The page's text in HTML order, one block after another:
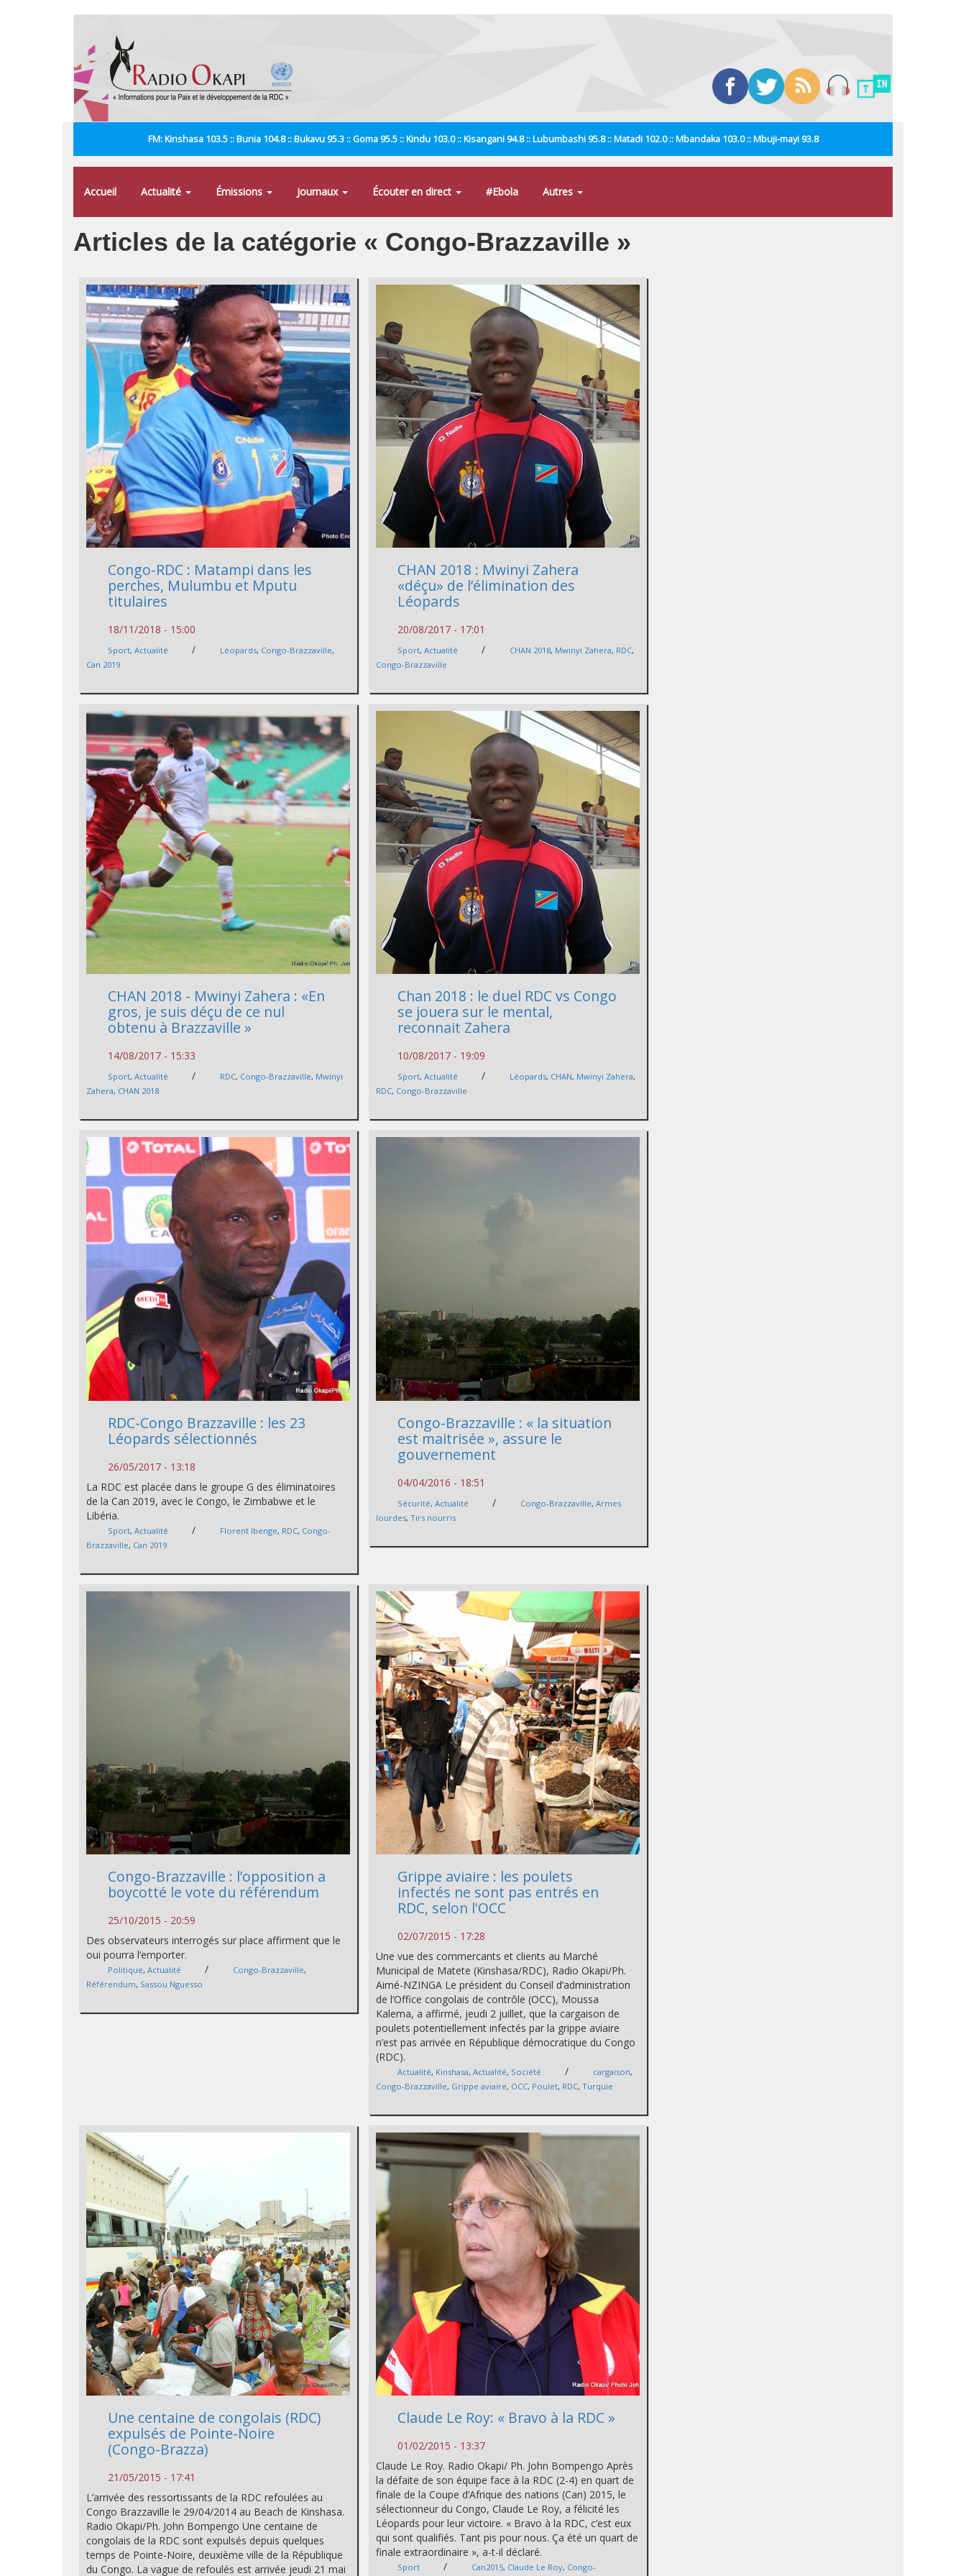
FM: Kinshasa 103.5 :: Bunia 104.8 :: Bukavu 95.3 :: Goma 95.5 :: Kindu 103.0 :: Kisangani 94.8 :: Lubumbashi 95.8 :: Matadi 102.0 :: Mbandaka 103.0 :: Mbuji-mayi 93.8
Accueil Actualité Émissions Journaux Écouter en direct #Ebola Autres
Articles de la catégorie « Congo-Brazzaville »
Congo-RDC : Matampi dans les
perches, Mulumbu et Mputu
titulaires
18/11/2018 - 15:00
Sport,Actualité / Léopards, Congo-Brazzaville,
Can 2019
CHAN 2018 : Mwinyi Zahera
«déçu» de l’élimination des
Léopards
20/08/2017 - 17:01
Sport,Actualité / CHAN 2018, Mwinyi Zahera, RDC,
Congo-Brazzaville
CHAN 2018 - Mwinyi Zahera : «En
gros, je suis déçu de ce nul
obtenu à Brazzaville »
14/08/2017 - 15:33
Sport,Actualité / RDC, Congo-Brazzaville, Mwinyi
Zahera, CHAN 2018
Chan 2018 : le duel RDC vs Congo
se jouera sur le mental,
reconnait Zahera
10/08/2017 - 19:09
Sport,Actualité / Léopards, CHAN, Mwinyi Zahera,
RDC, Congo-Brazzaville
RDC-Congo Brazzaville : les 23
Léopards sélectionnés
26/05/2017 - 13:18
La RDC est placée dans le groupe G des éliminatoires
de la Can 2019, avec le Congo, le Zimbabwe et le
Libéria.
Sport,Actualité / Florent Ibenge, RDC, Congo-
Brazzaville, Can 2019
Congo-Brazzaville : « la situation
est maitrisée », assure le
gouvernement
04/04/2016 - 18:51
Sécurité,Actualité / Congo-Brazzaville,Armes
lourdes,Tirs nourris
Congo-Brazzaville : l’opposition a
boycotté le vote du référendum
25/10/2015 - 20:59
Des observateurs interrogés sur place affirment que le
oui pourra l’emporter.
Politique,Actualité / Congo-Brazzaville,
Référendum, Sassou Nguesso
Grippe aviaire : les poulets
infectés ne sont pas entrés en
RDC, selon l'OCC
02/07/2015 - 17:28
Une vue des commercants et clients au Marché
Municipal de Matete (Kinshasa/RDC), Radio Okapi/Ph.
Aimé-NZINGA Le président du Conseil d’administration
de l’Office congolais de contrôle (OCC), Moussa
Kalema, a affirmé, jeudi 2 juillet, que la cargaison de
poulets potentiellement infectés par la grippe aviaire
n’est pas arrivée en République démocratique du Congo
(RDC).
Actualité, Kinshasa,Actualité, Société / cargaison,
Congo-Brazzaville, Grippe aviaire, OCC, Poulet, RDC,Turquie
Une centaine de congolais (RDC)
expulsés de Pointe-Noire
(Congo-Brazza)
21/05/2015 - 17:41
L’arrivée des ressortissants de la RDC refoulées au
Congo Brazzaville le 29/04/2014 au Beach de Kinshasa.
Radio Okapi/Ph. John Bompengo Une centaine de
congolais de la RDC sont expulsés depuis quelques
temps de Pointe-Noire, deuxième ville de la République
du Congo. La vague de refoulés est arrivée jeudi 21 mai
Claude Le Roy: « Bravo à la RDC »
01/02/2015 - 13:37
Claude Le Roy. Radio Okapi/ Ph. John Bompengo Après
la défaite de son équipe face à la RDC (2-4) en quart de
finale de la Coupe d’Afrique des nations (Can) 2015, le
sélectionneur du Congo, Claude Le Roy, a félicité les
Léopards pour leur victoire. « Bravo à la RDC, c’est eux
qui sont qualifiés. Tant pis pour nous. Ça été un quart de
finale extraordinaire », a-t-il déclaré.
Sport / Can2015, Claude Le Roy, Congo-